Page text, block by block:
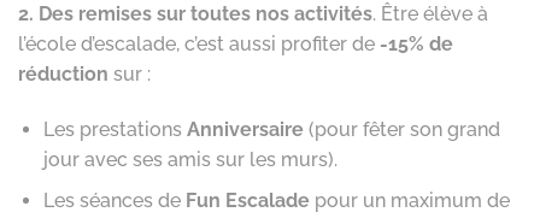
2. Des remises sur toutes nos activités. Être élève à
l’école d’escalade, c’est aussi profiter de -15% de
réduction sur :
Les prestations Anniversaire(pour fêter son grand
jour avec ses amis sur les murs).
Les séances de Fun Escaladepour un maximum de